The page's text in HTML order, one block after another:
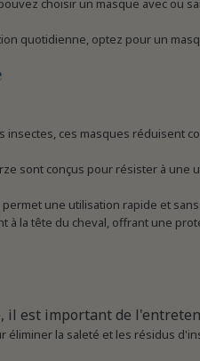
choisir un masque avec ou
quotidienne, optez pour un
insectes, ces masques réduisent
sont conçus pour résister à
une utilisation rapide et
à la tête du cheval, offrant une
il est important de
éliminer la saleté et les résidus